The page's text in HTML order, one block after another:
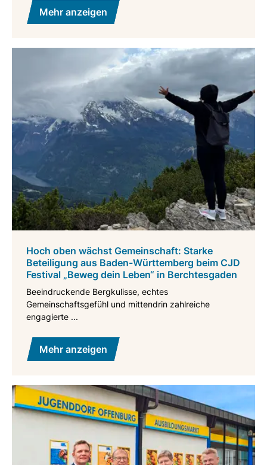
Mehr anzeigen
Hoch oben wächst Gemeinschaft: Starke
Beteiligung aus Baden-Württemberg beim CJD
Festival „Beweg dein Leben“ in Berchtesgaden
Beeindruckende Bergkulisse, echtes
Gemeinschaftsgefühl und mittendrin zahlreiche
engagierte ...
Mehr anzeigen